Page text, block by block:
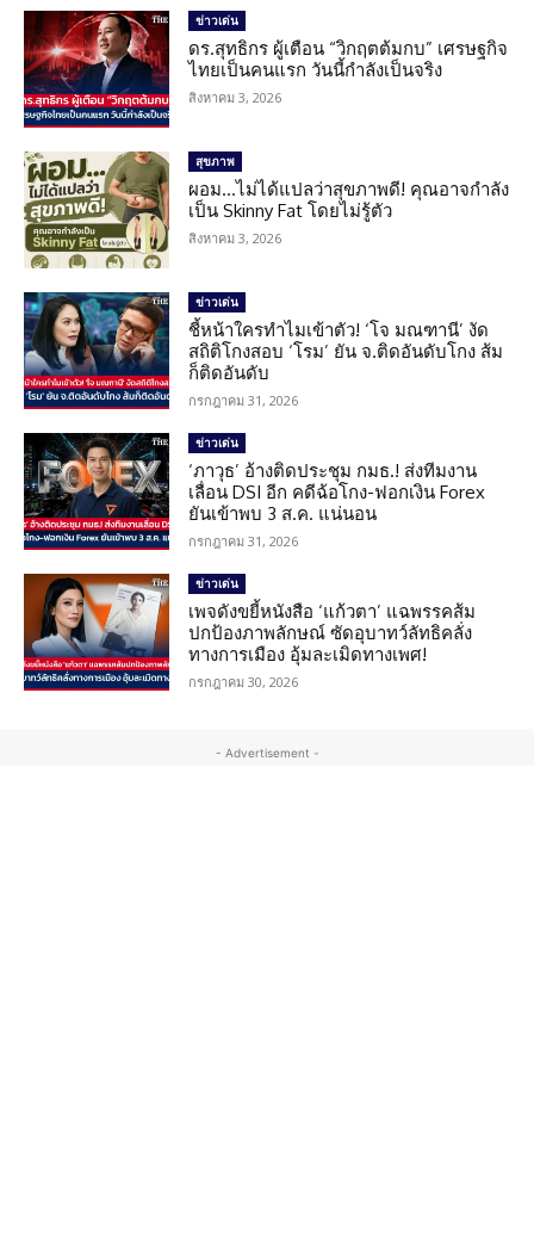
ข่าวเด่น
ดร.สุทธิกร ผู้เตือน “วิกฤตต้มกบ” เศรษฐกิจ
ไทยเป็นคนแรก วันนี้กำลังเป็นจริง
สิงหาคม 3, 2026
สุขภาพ
ผอม…ไม่ได้แปลว่าสุขภาพดี! คุณอาจกำลัง
เป็น Skinny Fat โดยไม่รู้ตัว
สิงหาคม 3, 2026
ข่าวเด่น
ชี้หน้าใครทำไมเข้าตัว! ‘โจ มณฑานี’ งัด
สถิติโกงสอบ ‘โรม’ ยัน จ.ติดอันดับโกง ส้ม
ก็ติดอันดับ
กรกฎาคม 31, 2026
ข่าวเด่น
‘ภาวุธ’ อ้างติดประชุม กมธ.! ส่งทีมงาน
เลื่อน DSI อีก คดีฉ้อโกง-ฟอกเงิน Forex
ยันเข้าพบ 3 ส.ค. แน่นอน
กรกฎาคม 31, 2026
ข่าวเด่น
เพจดังขยี้หนังสือ ‘แก้วตา’ แฉพรรคส้ม
ปกป้องภาพลักษณ์ ซัดอุบาทว์ลัทธิคลั่ง
ทางการเมือง อุ้มละเมิดทางเพศ!
กรกฎาคม 30, 2026
- Advertisement -